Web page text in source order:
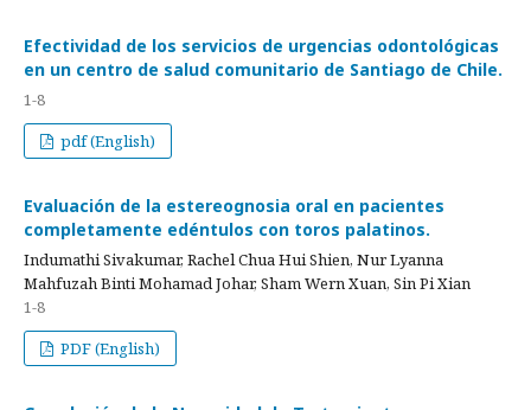
Efectividad de los servicios de urgencias odontológicas
en un centro de salud comunitario de Santiago de Chile.
1-8
pdf (English)
Evaluación de la estereognosia oral en pacientes
completamente edéntulos con toros palatinos.
Indumathi Sivakumar, Rachel Chua Hui Shien, Nur Lyanna
Mahfuzah Binti Mohamad Johar, Sham Wern Xuan, Sin Pi Xian
1-8
PDF (English)